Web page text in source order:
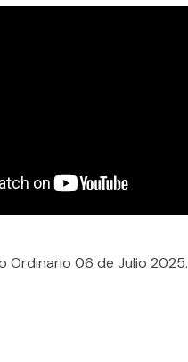
Ordinario 06 de Julio 2025.